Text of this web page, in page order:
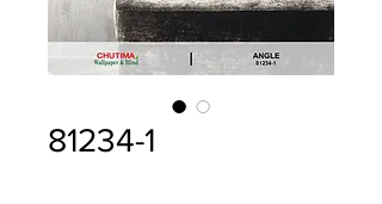
81234-1